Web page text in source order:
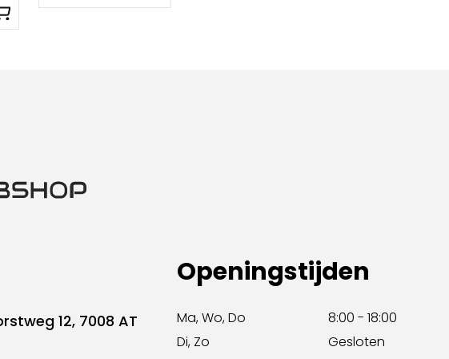
12, 7008 AT
Openingstijden
Ma, Wo, Do
8:00 - 18:00
Di, Zo
Gesloten